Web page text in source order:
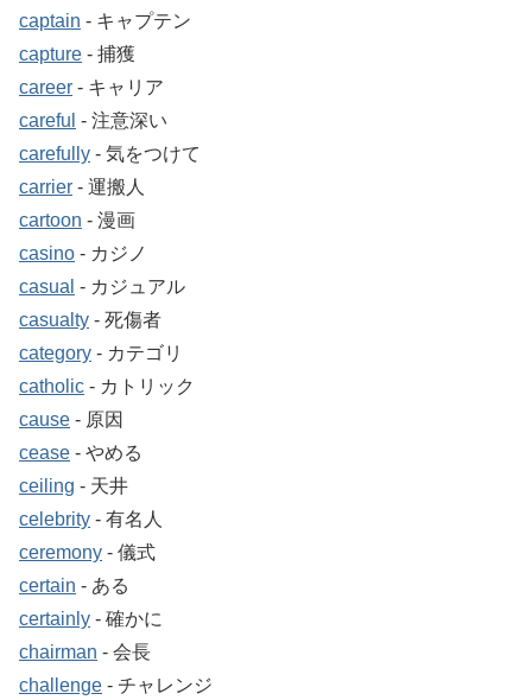
captain ‐ キャプテン
capture ‐ 捕獲
career ‐ キャリア
careful ‐ 注意深い
carefully ‐ 気をつけて
carrier ‐ 運搬人
cartoon ‐ 漫画
casino ‐ カジノ
casual ‐ カジュアル
casualty ‐ 死傷者
category ‐ カテゴリ
catholic ‐ カトリック
cause ‐ 原因
cease ‐ やめる
ceiling ‐ 天井
celebrity ‐ 有名人
ceremony ‐ 儀式
certain ‐ ある
certainly ‐ 確かに
chairman ‐ 会長
challenge ‐ チャレンジ